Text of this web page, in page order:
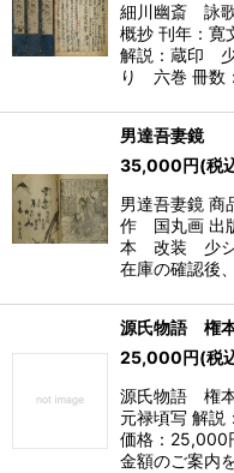
細川幽斎 詠
概抄 刊年：寛
解説：蔵印
り 六巻 冊数
男達吾妻鏡
35,000円(税
男達吾妻鏡 商
作 国丸画 出
本 改装 少シ
在庫の確認後
源氏物語 権
25,000円(税
源氏物語 権
元禄頃写 解
価格：25,000
金額のご案内